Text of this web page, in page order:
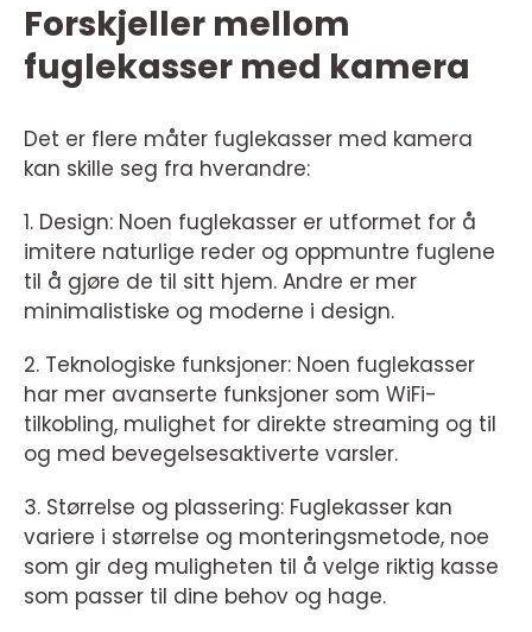
Forskjeller mellom
fuglekasser med kamera
Det er flere måter fuglekasser med kamera
kan skille seg fra hverandre:
1. Design: Noen fuglekasser er utformet for å
imitere naturlige reder og oppmuntre fuglene
til å gjøre de til sitt hjem. Andre er mer
minimalistiske og moderne i design.
2. Teknologiske funksjoner: Noen fuglekasser
har mer avanserte funksjoner som WiFi-
tilkobling, mulighet for direkte streaming og til
og med bevegelsesaktiverte varsler.
3. Størrelse og plassering: Fuglekasser kan
variere i størrelse og monteringsmetode, noe
som gir deg muligheten til å velge riktig kasse
som passer til dine behov og hage.